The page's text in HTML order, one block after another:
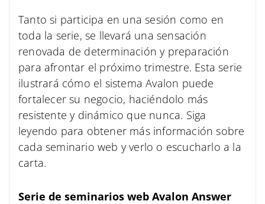
Tanto si participa en una sesión como en
toda la serie, se llevará una sensación
renovada de determinación y preparación
para afrontar el próximo trimestre. Esta serie
ilustrará cómo el sistema Avalon puede
fortalecer su negocio, haciéndolo más
resistente y dinámico que nunca. Siga
leyendo para obtener más información sobre
cada seminario web y verlo o escucharlo a la
carta.
Serie de seminarios web Avalon Answer